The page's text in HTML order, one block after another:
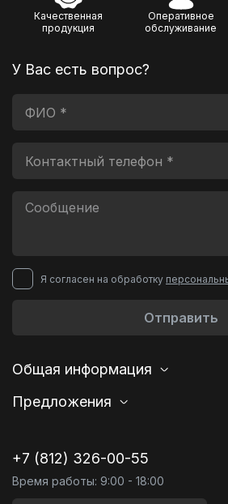
Качественная
продукция
Оперативное
обслуживание
У Вас есть вопрос?
Я согласен на обработку
Отправить
Общая информация
Предложения
+7 (812) 326-00-55
Время работы: 9:00 - 18:00